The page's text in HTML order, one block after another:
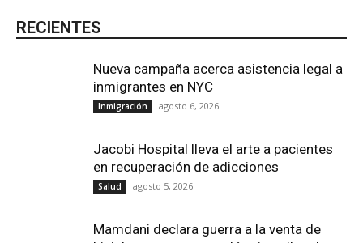
RECIENTES
Nueva campaña acerca asistencia legal a
inmigrantes en NYC
Inmigración agosto 6, 2026
Jacobi Hospital lleva el arte a pacientes
en recuperación de adicciones
Salud agosto 5, 2026
Mamdani declara guerra a la venta de